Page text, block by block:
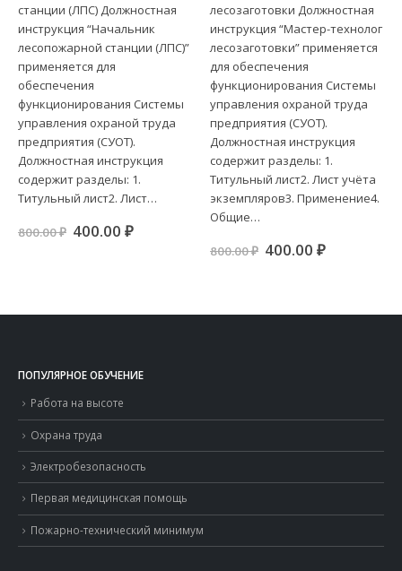
станции (ЛПС) Должностная
инструкция “Начальник
лесопожарной станции (ЛПС)”
применяется для
обеспечения
функционирования Системы
управления охраной труда
предприятия (СУОТ).
Должностная инструкция
содержит разделы: 1.
Титульный лист2. Лист…
800.00₽ Первоначальная
400.00 ₽Текущая
лесозаготовки Должностная
инструкция “Мастер-технолог
лесозаготовки” применяется
для обеспечения
функционирования Системы
управления охраной труда
предприятия (СУОТ).
Должностная инструкция
содержит разделы: 1.
Титульный лист2. Лист учёта
экземпляров3. Применение4.
Общие…
800.00₽ Первоначальная
400.00 ₽Текущая
ПОПУЛЯРНОЕ ОБУЧЕНИЕ
Работа на высоте
Охрана труда
Электробезопасность
Первая медицинская помощь
Пожарно-технический минимум